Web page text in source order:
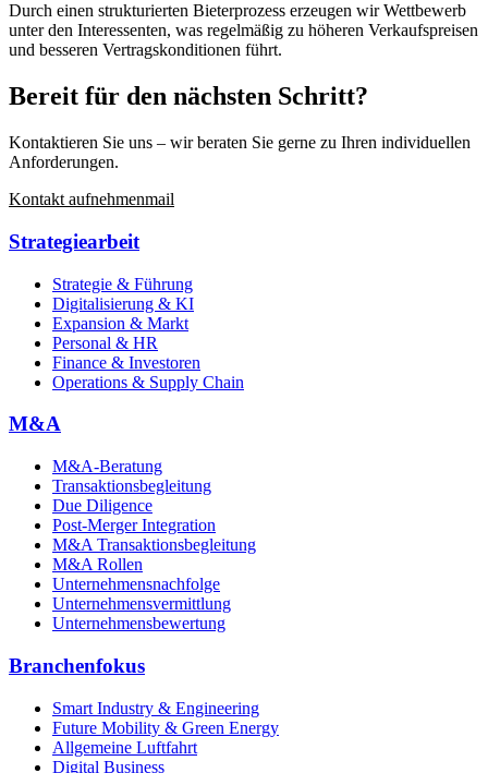
Durch einen strukturierten Bieterprozess erzeugen wir Wettbewerb
unter den Interessenten, was regelmäßig zu höheren Verkaufspreisen
und besseren Vertragskonditionen führt.
Bereit für den nächsten Schritt?
Kontaktieren Sie uns – wir beraten Sie gerne zu Ihren individuellen
Anforderungen.
Kontakt aufnehmenmail
Strategiearbeit
Strategie & Führung
Digitalisierung & KI
Expansion & Markt
Personal & HR
Finance & Investoren
Operations & Supply Chain
M&A
M&A-Beratung
Transaktionsbegleitung
Due Diligence
Post-Merger Integration
M&A Transaktionsbegleitung
M&A Rollen
Unternehmensnachfolge
Unternehmensvermittlung
Unternehmensbewertung
Branchenfokus
Smart Industry & Engineering
Future Mobility & Green Energy
Allgemeine Luftfahrt
Digital Business